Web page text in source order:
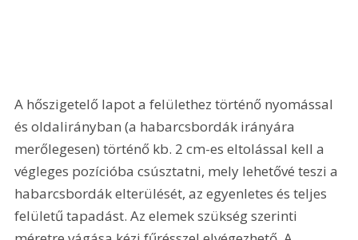
A hőszigetelő lapot a felülethez történő nyomással
és oldalirányban (a habarcsbordák irányára
merőlegesen) történő kb. 2 cm-es eltolással kell a
végleges pozícióba csúsztatni, mely lehetővé teszi a
habarcsbordák elterülését, az egyenletes és teljes
felületű tapadást. Az elemek szükség szerinti